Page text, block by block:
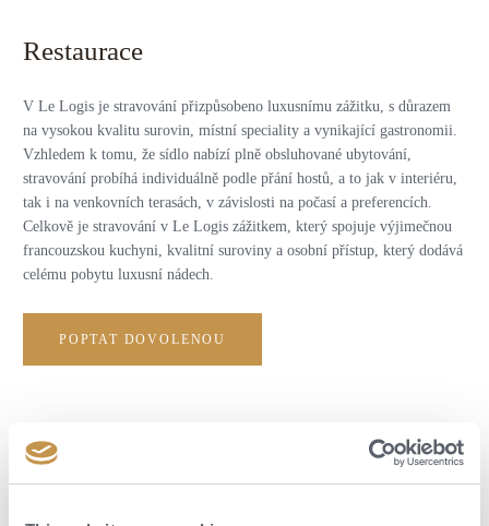
Restaurace
V Le Logis je stravování přizpůsobeno luxusnímu zážitku, s důrazem
na vysokou kvalitu surovin, místní speciality a vynikající gastronomii.
Vzhledem k tomu, že sídlo nabízí plně obsluhované ubytování,
stravování probíhá individuálně podle přání hostů, a to jak v interiéru,
tak i na venkovních terasách, v závislosti na počasí a preferencích.
Celkově je stravování v Le Logis zážitkem, který spojuje výjimečnou
francouzskou kuchyni, kvalitní suroviny a osobní přístup, který dodává
celému pobytu luxusní nádech.
POPTAT DOVOLENOU